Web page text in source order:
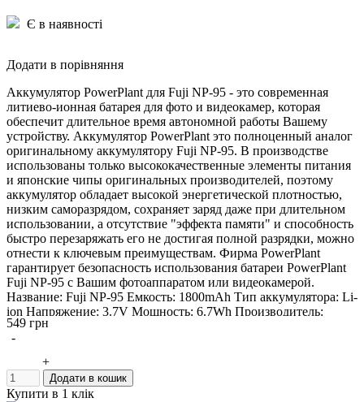
Є в наявності
Додати в порівняння
Аккумулятор PowerPlant для Fuji NP-95 - это современная
литиево-ионная батарея для фото и видеокамер, которая
обеспечит длительное время автономной работы Вашему
устройству. Аккумулятор PowerPlant это полноценный аналог
оригинальному аккумулятору Fuji NP-95. В производстве
использованы только высококачественные элементы питания
и японские чипы оригинальных производителей, поэтому
аккумулятор обладает высокой энергетической плотностью,
низким саморазрядом, сохраняет заряд даже при длительном
использовании, а отсутствие "эффекта памяти" и способность
быстро перезаряжать его не достигая полной разрядки, можно
отнести к ключевым преимуществам. Фирма PowerPlant
гарантирует безопасность использования батареи PowerPlant
Fuji NP-95 c Вашим фотоаппаратом или видеокамерой.
Название: Fuji NP-95 Емкость: 1800mAh Тип аккумулятора: Li-
ion Напряжение: 3.7V Мощность: 6.7Wh Производитель:
PowerPlant Гарантия: 12 месяцев
549 грн
-
+
Додати в кошик
Купити в 1 клік